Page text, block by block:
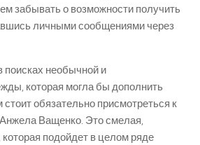
забывать о возможности получить
личными сообщениями через
поисках необычной и
которая могла бы дополнить
обязательно присмотреться к
Ващенко. Это смелая,
подойдет в целом ряде